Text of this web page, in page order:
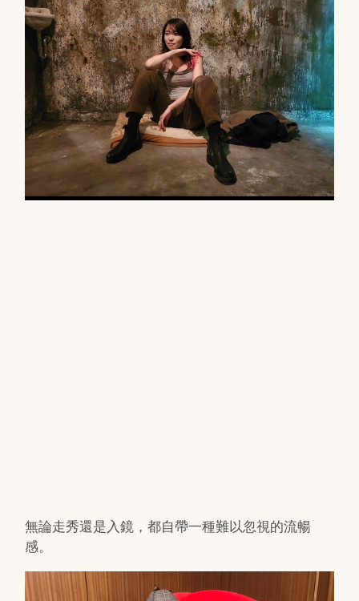
無論走秀還是入鏡，都自帶一種難以忽視的流暢
感。